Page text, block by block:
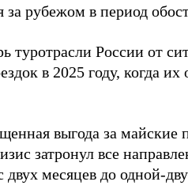
рубежом в период
туротрасли России от
в 2025 году, когда
выгода за майские
затронул все
двух месяцев до одной-